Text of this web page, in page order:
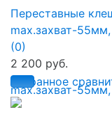
избранное
Переставные
max.захват-
(0)
2 200 руб.